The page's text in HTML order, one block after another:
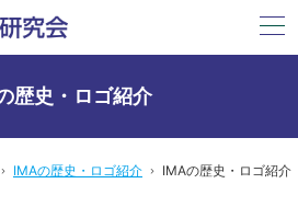
歴史・ロゴ紹介
IMAの歴史・ロゴ紹介 IMAの歴史・ロゴ紹介